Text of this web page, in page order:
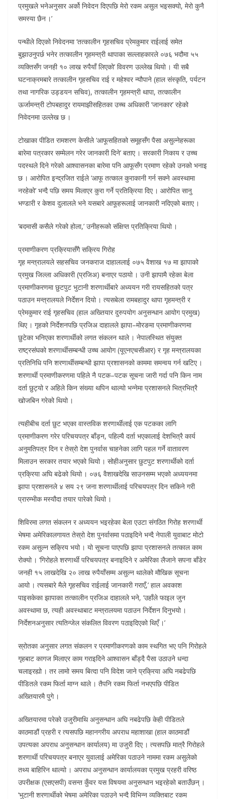
प्रमुखले भनेअनुसार अर्को निवेदन दिएपछि मेरो रकम असुल भइसक्यो, मेरो कुनै
समस्या छैन ।’
पन्थीले दिएको निवेदनमा ‘तत्कालीन गृहसचिव प्रेमकुमार राईलाई समेत
बुझाउनुपर्छ भनेर तत्कालीन गृहमन्त्री थापाका सल्लाहकारले ०७६ भदौमा ५५
व्यक्तिसँग जनही १० लाख रुपैयाँ लिएको’ विवरण उल्लेख थियो । यी सबै
घटनाक्रमबारे तत्कालीन गृहसचिव राई र महेश्वर न्यौपाने (हाल संस्कृति, पर्यटन
तथा नागरिक उड्डयन सचिव), तत्कालीन गृहमन्त्री थापा, तत्कालीन
ऊर्जामन्त्री टोपबहादुर रायमाझीसहितका उच्च अधिकारी ‘जानकार’ रहेको
निवेदनमा उल्लेख छ ।
टोखाका पीडित रामशरण केसीले ‘आफूसहितको समूहसँग पैसा असुल्नेहरूका
बारेमा पत्रकार सम्मेलन गरेर जानकारी दिने’ बताए । सरकारी निकाय र उच्च
पदस्थले दिने गरेको आश्वासनका बारेमा पनि आफूसँग प्रमाण रहेको उनको भनाइ
छ । आरोपित इन्द्रजित राईले ‘आफू तत्काल कुराकानी गर्न सक्ने अवस्थामा
नरहेको’ भन्दै पछि समय मिलाएर कुरा गर्ने प्रतिक्रिया दिए । आरोपित सानु
भण्डारी र केशव दुलालले भने यसबारे आफूहरूलाई जानकारी नदिएको बताए ।
‘बदमासी कसैले गरेको होला,’ उनीहरूको संक्षिप्त प्रतिक्रिया थियो ।
प्रमाणीकरण प्रक्रियासँगै सक्रिय गिरोह
गृह मन्त्रालयले सहसचिव जनकराज दाहाललाई ०७५ वैशाख १७ मा झापाको
प्रमुख जिल्ला अधिकारी (प्रजिअ) बनाएर पठायो । उनी झापामै रहेका बेला
प्रमाणीकरणमा छुटपुट भुटानी शरणार्थीबारे अध्ययन गरी रायसहितको पत्र
पठाउन मन्त्रालयले निर्देशन दियो । त्यसबेला रामबहादुर थापा गृहमन्त्री र
प्रेमकुमार राई गृहसचिव (हाल अख्तियार दुरुपयोग अनुसन्धान आयोग प्रमुख)
थिए । गृहको निर्देशनपछि प्रजिअ दाहालले झापा–मोरङमा प्रमाणीकरणमा
छुटेका भनिएका शरणार्थीको लगत संकलन थाले । नेपालस्थित संयुक्त
राष्ट्रसंघको शरणार्थीसम्बन्धी उच्च आयोग (यूएनएचसीआर) र गृह मन्त्रालयका
प्रतिनिधि पनि शरणार्थीसम्बन्धी झापा प्रशासनको काममा समन्वय गर्न खटिए ।
शरणार्थी प्रमाणीकरणमा पहिले नै पटक–पटक सूचना जारी गर्दा पनि किन नाम
दर्ता छुट्यो र अहिले किन संख्या थपिन थाल्यो भन्नेमा प्रशासनले भित्रभित्रै
खोजबिन गरेको थियो ।
त्यहीबीच दर्ता छुट भएका वास्तविक शरणार्थीलाई एक पटकका लागि
प्रमाणीकरण गरेर परिचयपत्र बाँड्न, पहिल्यै दर्ता भएकालाई देशभित्रै कार्य
अनुमतिपत्र दिन र तेस्रो देश पुनर्वास चाहनेका लागि पहल गर्ने वातावरण
मिलाउन सरकार तयार भएको थियो । सोहीअनुसार छुटपुट शरणार्थीको दर्ता
प्रक्रिया अघि बढेको थियो । ०७६ वैशाखदेखि साउनसम्म भएको अध्ययनमा
झापा प्रशासनले ४ सय २९ जना शरणार्थीलाई परिचयपत्र दिन सकिने गरी
प्रारम्भीक मस्यौदा तयार पारेको थियो ।
शिविरमा लगत संकलन र अध्ययन भइरहेका बेला एउटा संगठित गिरोह शरणार्थी
भेषमा अमेरिकालगायत तेस्रो देश पुनर्वासमा पठाइदिने भन्दै नेपाली युवाबाट मोटो
रकम असुल्न सक्रिय भयो । यो सूचना पाएपछि झापा प्रशासनले तत्काल काम
रोक्यो । ‘गिरोहले शरणार्थी परिचयपत्र बनाइदिने र अमेरिका लैजाने सपना बाँडेर
जनही १५ लाखदेखि २० लाख रुपैयाँसम्म असुल्न थालेको मौखिक सूचना
आयो । त्यसबारे मैले गृहसचिव राईलाई जानकारी गराएँ,’ हाल अवकाश
पाइसकेका झापाका तत्कालीन प्रजिअ दाहालले भने, ‘उहाँले फाइल जुन
अवस्थामा छ, त्यही अवस्थाबाट मन्त्रालयमा पठाउन निर्देशन दिनुभयो ।
निर्देशनअनुसार त्यतिन्जेल संकलित विवरण पठाइदिएको थिएँ ।’
स्रोतका अनुसार लगत संकलन र प्रमाणीकरणको काम स्थगित भए पनि गिरोहले
गृहबाट कागज मिलाएर काम गराइदिने आश्वासन बाँड्दै पैसा उठाउने धन्दा
चलाइरह्यो । तर लामो समय बित्दा पनि विदेश जाने प्रक्रिया अघि नबढेपछि
पीडितले रकम फिर्ता माग्न थाले । तैपनि रकम फिर्ता नभएपछि पीडित
अख्तियारमै पुगे ।
अख्तियारमा परेको उजुरीमाथि अनुसन्धान अघि नबढेपछि केही पीडितले
काठमाडौं प्रहरी र त्यसपछि महानगरीय अपराध महाशाखा (हाल काठमाडौं
उपत्यका अपराध अनुसन्धान कार्यालय) मा उजुरी दिए । त्यसपछि मात्रै गिरोहले
शरणार्थी परिचयपत्र बनाएर युवालाई अमेरिका पठाउने नाममा रकम असुलेको
तथ्य बाहिरिन थाल्यो । अपराध अनुसन्धान कार्यालयका प्रमुख प्रहरी वरिष्ठ
उपरीक्षक (एसएसपी) वसन्त कुँवर यस विषयमा अनुसन्धान भइरहेको बताउँछन् ।
‘भुटानी शरणार्थीको भेषमा अमेरिका पठाउने भन्दै विभिन्न व्यक्तिबाट रकम